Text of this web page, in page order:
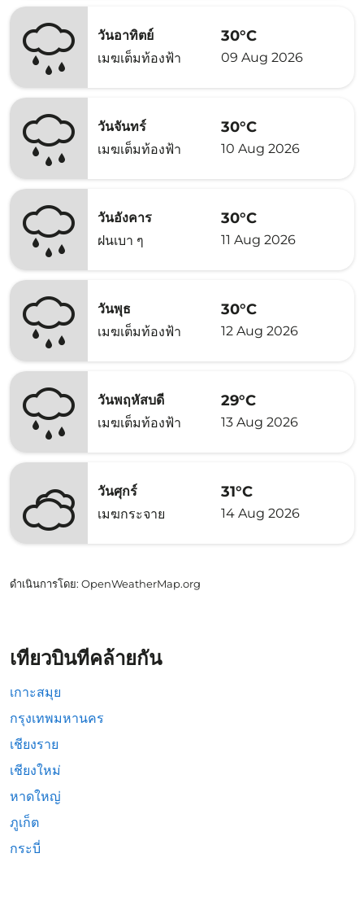
วันอาทิตย์
เมฆเต็มท้องฟ้า
30°C
09 Aug 2026
วันจันทร์
เมฆเต็มท้องฟ้า
30°C
10 Aug 2026
วันอังคาร
ฝนเบา ๆ
30°C
11 Aug 2026
วันพุธ
เมฆเต็มท้องฟ้า
30°C
12 Aug 2026
วันพฤหัสบดี
เมฆเต็มท้องฟ้า
29°C
13 Aug 2026
วันศุกร์
เมฆกระจาย
31°C
14 Aug 2026
ดำเนินการโดย: OpenWeatherMap.org
เที่ยวบินที่คล้ายกัน
เกาะสมุย
กรุงเทพมหานคร
เชียงราย
เชียงใหม่
หาดใหญ่
ภูเก็ต
กระบี่